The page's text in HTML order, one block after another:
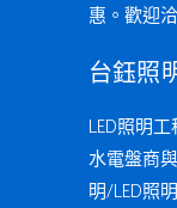
惠。歡迎
台鈺照
LED照明
水電盤商
明/LED照